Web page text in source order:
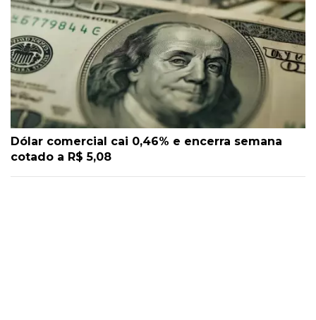
Dólar comercial cai 0,46% e encerra semana
cotado a R$ 5,08